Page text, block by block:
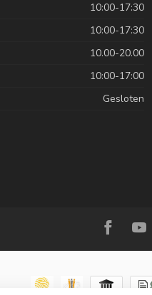
10:00-17:30
10:00-17:30
10.00-20.00
10:00-17:00
Gesloten